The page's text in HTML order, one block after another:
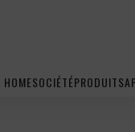
HOMESOCIÉTÉPRODUITS